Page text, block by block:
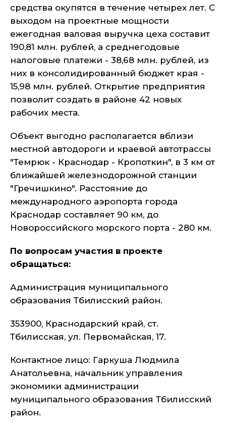
средства окупятся в течение четырех лет. С
выходом на проектные мощности
ежегодная валовая выручка цеха составит
190,81 млн. рублей, а среднегодовые
налоговые платежи - 38,68 млн. рублей, из
них в консолидированный бюджет края -
15,98 млн. рублей. Открытие предприятия
позволит создать в районе 42 новых
рабочих места.
Объект выгодно располагается вблизи
местной автодороги и краевой автотрассы
"Темрюк - Краснодар - Кропоткин", в 3 км от
ближайшей железнодорожной станции
"Гречишкино". Расстояние до
международного аэропорта города
Краснодар составляет 90 км, до
Новороссийского морского порта - 280 км.
По вопросам участия в проекте
обращаться:
Администрация муниципального
образования Тбилисский район.
353900, Краснодарский край, ст.
Тбилисская, ул. Первомайская, 17.
Контактное лицо: Гаркуша Людмила
Анатольевна, начальник управления
экономики администрации
муниципального образования Тбилисский
район.